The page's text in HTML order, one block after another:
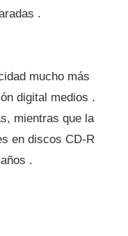
.
mucho más
digital medios .
mientras que la
en discos CD-R
.